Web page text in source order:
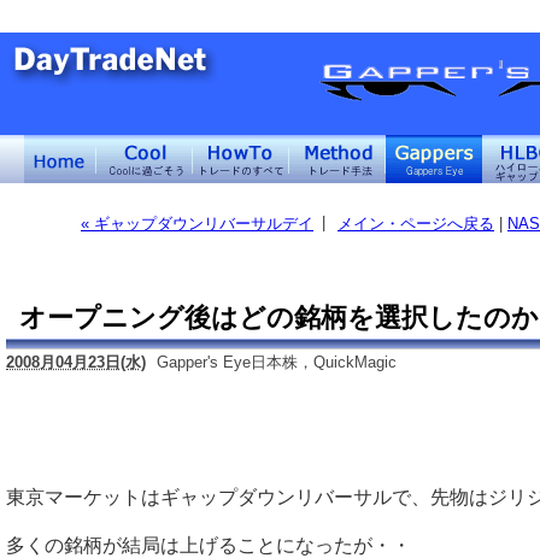
« ギャップダウンリバーサルデイ メイン・ページへ戻る
オープニング後はどの銘柄を選択したの
2008月04月23日(水) Gapper's Eye日本株，QuickMagic
東京マーケットはギャップダウンリバーサルで、先物はジリ
多くの銘柄が結局は上げることになったが・・